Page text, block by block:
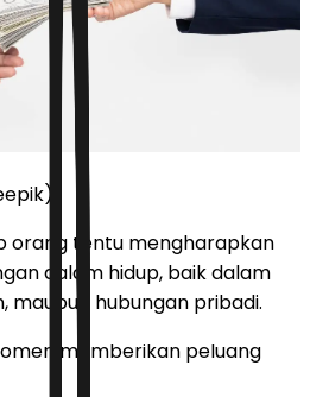
orang tentu mengharapkan
dalam hidup, baik dalam
maupun hubungan pribadi.
memberikan peluang